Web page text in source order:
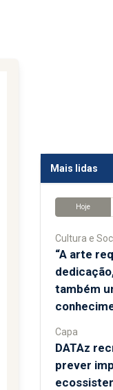
Mais lidas
Hoje
Cultura e
“A arte
também
Capa
DATAz
prever